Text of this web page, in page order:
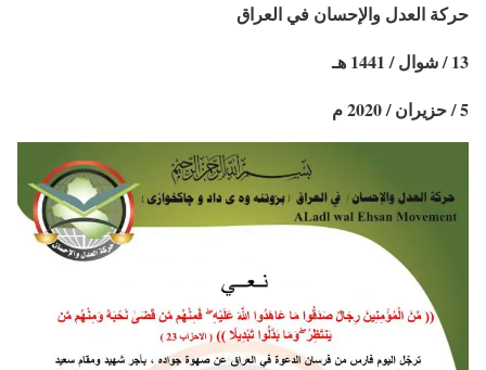
حركة العدل والإحسان في العراق
13 / شوال / 1441 هـ
5 / حزيران / 2020 م